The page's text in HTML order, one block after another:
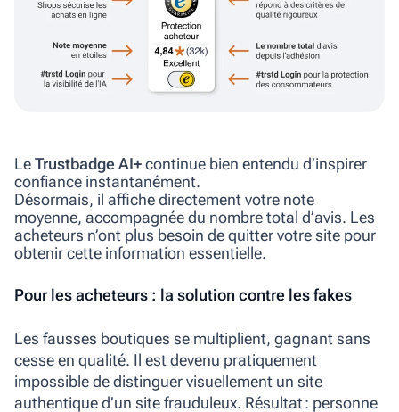
LeTrustbadge AI+continue bien entendu d’inspirer
confiance instantanément.
Désormais, il affichedirectement votre note
moyenne, accompagnée du nombre total d’avis. Les
acheteurs n’ont plus besoin de quitter votre site pour
obtenir cette information essentielle.
Pour les acheteurs : la solution contre les fakes
Les fausses boutiques se multiplient, gagnant sans
cesse en qualité. Il est devenu pratiquement
impossible de distinguer visuellement un site
authentique d’un site frauduleux. Résultat : personne